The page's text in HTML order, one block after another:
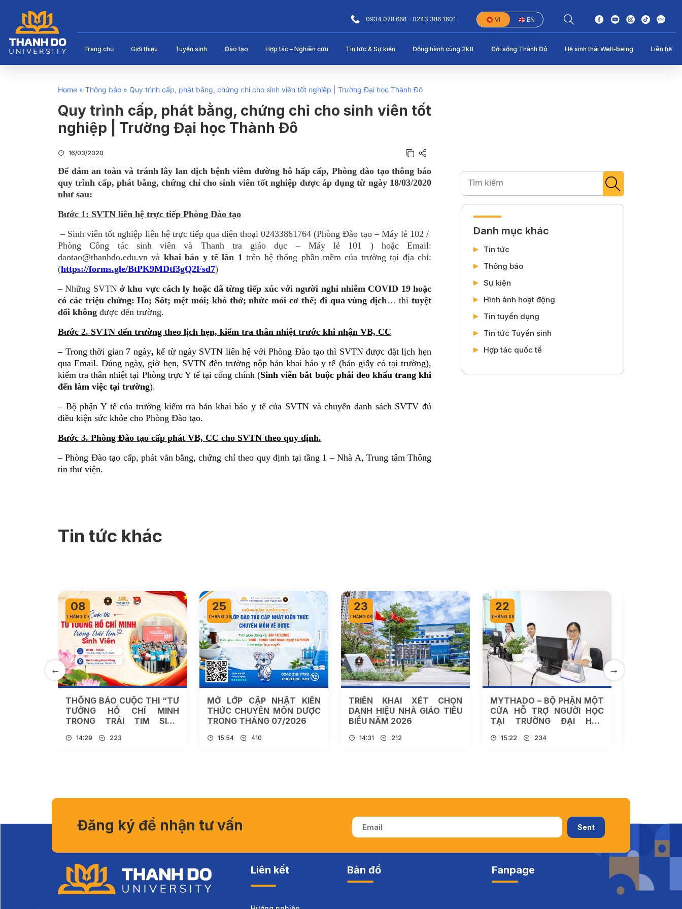
0934 078 668 - 0243 386 1601 VI EN
Trang chủ Giới thiệu Tuyển sinh Đào tạo Hợp tác – Nghiên cứu Tin tức & Sự kiện Đồng hành cùng 2k8 Đời sống Thành Đô Hệ sinh thái Well-being Liên hệ
Home » Thông báo » Quy trình cấp, phát bằng, chứng chỉ cho sinh viên tốt nghiệp | Trường Đại học Thành Đô
Quy trình cấp, phát bằng, chứng chỉ cho sinh viên tốt
nghiệp | Trường Đại học Thành Đô
16/03/2020
Để đảm an toàn và tránh lây lan dịch bệnh viêm đường hô hấp cấp, Phòng đào tạo thông báo
quy trình cấp, phát bằng, chứng chỉ cho sinh viên tốt nghiệp được áp dụng từ ngày 18/03/2020
như sau:
Bước 1: SVTN liên hệ trực tiếp Phòng Đào tạo
– Sinh viên tốt nghiệp liên hệ trực tiếp qua điện thoại 02433861764 (Phòng Đào tạo – Máy lẻ 102 /
Phòng Công tác sinh viên và Thanh tra giáo dục – Máy lẻ 101 ) hoặc Email:
daotao@thanhdo.edu.vn và khai báo y tế lần 1trên hệ thống phần mềm của trường tại địa chỉ:
(https://forms.gle/BtPK9MDtf3gQ2Fsd7)
– Những SVTN ở khu vực cách ly hoặc đã từng tiếp xúc với người nghi nhiễm COVID 19 hoặc
có các triệu chứng: Ho; Sốt; mệt mỏi; khó thở; nhức mỏi cơ thể; đi qua vùng dịch… thìtuyệt
đối không được đến trường.
Bước 2. SVTN đến trường theo lịch hẹn, kiểm tra thân nhiệt trước khi nhận VB, CC
– Trong thời gian 7 ngày,kể từ ngày SVTN liên hệ với Phòng Đào tạo thì SVTN được đặt lịch hẹn
qua Email. Đúng ngày, giờ hẹn, SVTN đến trường nộp bản khai báo y tế (bản giấy có tại trường),
kiểm tra thân nhiệt tại Phòng trực Y tế tại cổng chính (Sinh viênbắt buộc phải đeokhẩu trang khi
đến làm việc tại trường).
– Bộ phận Y tế của trường kiểm tra bản khai báo y tế của SVTN và chuyển danh sách SVTV đủ
điều kiện sức khỏe cho Phòng Đào tạo.
Bước 3. Phòng Đào tạo cấp phát VB, CC cho SVTN theo quy định.
– Phòng Đào tạo cấp, phát văn bằng, chứng chỉ theo quy định tại tầng 1 – Nhà A, Trung tâm Thông
tin thư viện.
Danh mục khác
Tin tức
Thông báo
Sự kiện
Hình ảnh hoạt động
Tin tuyển dụng
Tin tức Tuyển sinh
Hợp tác quốc tế
Tin tức khác
08
THÁNG 07
THÔNG BÁO CUỘC THI “TƯ
TƯỞNG HỒ CHÍ MINH
TRONG TRÁI TIM SINH
14:29 223
25
THÁNG 06
MỞ LỚP CẬP NHẬT KIẾN
THỨC CHUYÊN MÔN DƯỢC
TRONG THÁNG 07/2026
15:54 410
23
THÁNG 06
TRIỂN KHAI XÉT CHỌN
DANH HIỆU NHÀ GIÁO TIÊU
BIỂU NĂM 2026
14:31 212
22
THÁNG 06
MYTHADO – BỘ PHẬN MỘT
CỬA HỖ TRỢ NGƯỜI HỌC
TẠI TRƯỜNG ĐẠI HỌC
15:22 234
Liên kết Bản đồ Fanpage
Đăng ký để nhận tư vấn